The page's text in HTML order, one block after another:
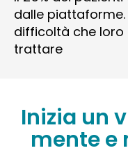
dalle
difficoltà che
trattare
Inizia un
mente e